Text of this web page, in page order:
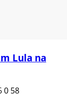
Lula na
0 58